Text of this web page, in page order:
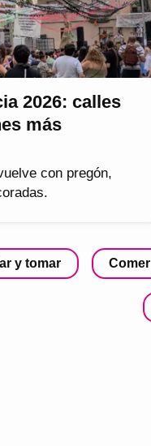
2026: calles
más
con pregón,
y tomar Comer